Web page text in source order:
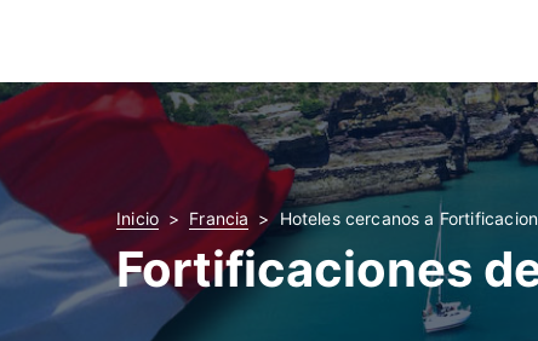
Inicio Francia Hoteles cercanos a
Fortificaciones